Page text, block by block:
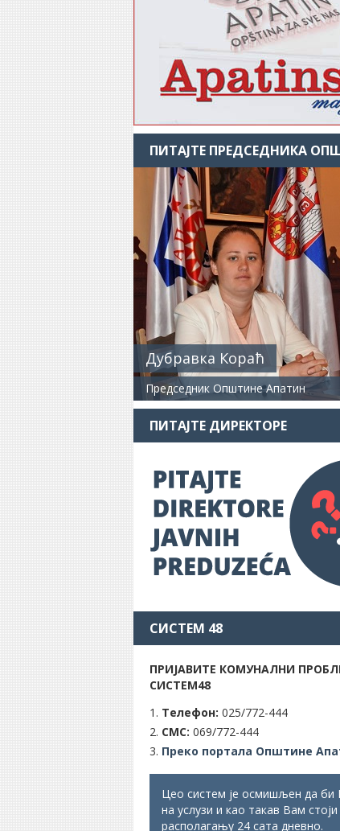
ПИТАЈТЕ ПРЕДСЕДНИКА
Дубравка Кораћ
Председник Општине Апатин
ПИТАЈТЕ ДИРЕКТОРЕ
СИСТЕМ 48
ПРИЈАВИТЕ КОМУНАЛНИ
СИСТЕМ48
Телефон: 025/772-444
СМС: 069/772-444
Преко портала Општине
Цео систем је осмишљен да би
на услузи и као такав Вам стоји
располагању 24 сата дневно.